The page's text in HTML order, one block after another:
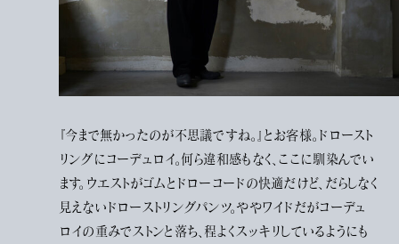
『今まで無かったのが不思議ですね。』とお客様。ドロースト
リングにコーデュロイ。何ら違和感もなく、ここに馴染んでい
ます。ウエストがゴムとドローコードの快適だけど、だらしなく
見えないドローストリングパンツ。ややワイドだがコーデュ
ロイの重みでストンと落ち、程よくスッキリしているようにも